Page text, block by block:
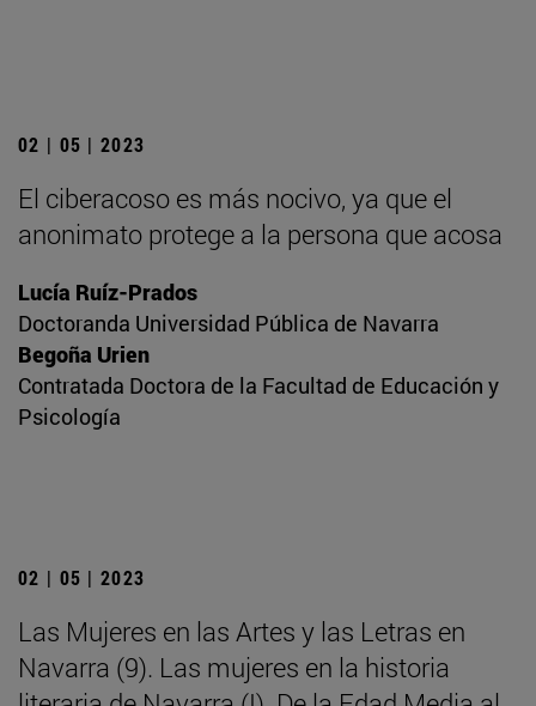
02 | 05 | 2023
El ciberacoso es más nocivo, ya que el
anonimato protege a la persona que acosa
Lucía Ruíz-Prados
Doctoranda Universidad Pública de Navarra
Begoña Urien
Contratada Doctora de la Facultad de Educación y
Psicología
02 | 05 | 2023
Las Mujeres en las Artes y las Letras en
Navarra (9). Las mujeres en la historia